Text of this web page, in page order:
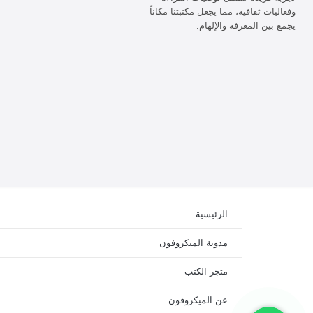
وفعاليات ثقافية، مما يجعل مكتبتنا مكاناً
يجمع بين المعرفة والإلهام.
الرئيسية
مدونة الميكروفون
متجر الكتب
عن الميكروفون